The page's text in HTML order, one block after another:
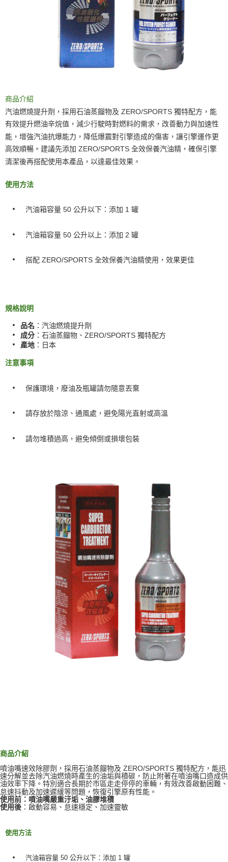
商品介紹
汽油燃燒提升劑，採用石油蒸餾物及 ZERO/SPORTS 獨特配方，能
有效提升燃油辛烷值，減少行駛時對燃料的需求，改善動力與加速性
能，增強汽油抗爆能力，降低爆震對引擎造成的傷害，讓引擎運作更
高效順暢。 建議先添加 ZERO/SPORTS 全效保養汽油精，確保引擎
清潔後再搭配使用本產品，以達最佳效果。
使用方法
汽油箱容量 50 公升以下：添加 1 罐
汽油箱容量 50 公升以上：添加 2 罐
搭配 ZERO/SPORTS 全效保養汽油精使用，效果更佳
規格說明
品名 ：汽油燃燒提升劑
成分 ：石油蒸餾物、ZERO/SPORTS 獨特配方
產地 ：日本
注意事項
保護環境，廢油及瓶罐請勿隨意丟棄
請存放於陰涼、通風處，避免陽光直射或高溫
請勿堆積過高，避免傾倒或損壞包裝
商品介紹
噴油嘴速效除膠劑，採用石油蒸餾物及 ZERO/SPORTS 獨特配方，能迅
速分解並去除汽油燃燒時產生的油垢與積碳，防止附著在噴油嘴口造成供
油效率下降。特別適合長期於市區走走停停的車輛，有效改善啟動困難、
怠速抖動及加速遲緩等問題，恢復引擎原有性能。
使用前 ：噴油嘴嚴重汙垢、油膠堆積
使用後 ：啟動容易、怠速穩定、加速靈敏
使用方法
汽油箱容量 50 公升以下：添加 1 罐